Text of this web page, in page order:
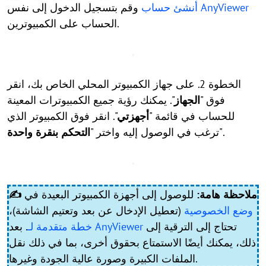
أنشئ حساب AnyViewer
وقم بتسجيل الدخول إلى نفس
الحساب على الكمبيوترين.
الخطوة 2. على جهاز الكمبيوتر المحلي الخاص بك، انقر
فوق "الجهاز". يمكنك رؤية جميع الكمبيوترات المعينة
للحساب في قائمة "أجهزتي". انقر فوق الكمبيوتر الذي
ترغب في الوصول إليه واختر "التحكم بنقرة واحدة ".
✍ ملاحظة هامة: للوصول إلى أجهزة الكمبيوتر البعيدة في
وضع الخصوصية (تعطيل الإدخال عن بعد وتعتيم الشاشة)،
تحتاج إلى الترقية إلى خطة متقدمة لـ AnyViewer
. بعد
ذلك، يمكنك أيضًا الاستمتاع بحقوق أخرى، بما في ذلك نقل
الملفات الكبيرة وصورة عالية الجودة وغيرها.